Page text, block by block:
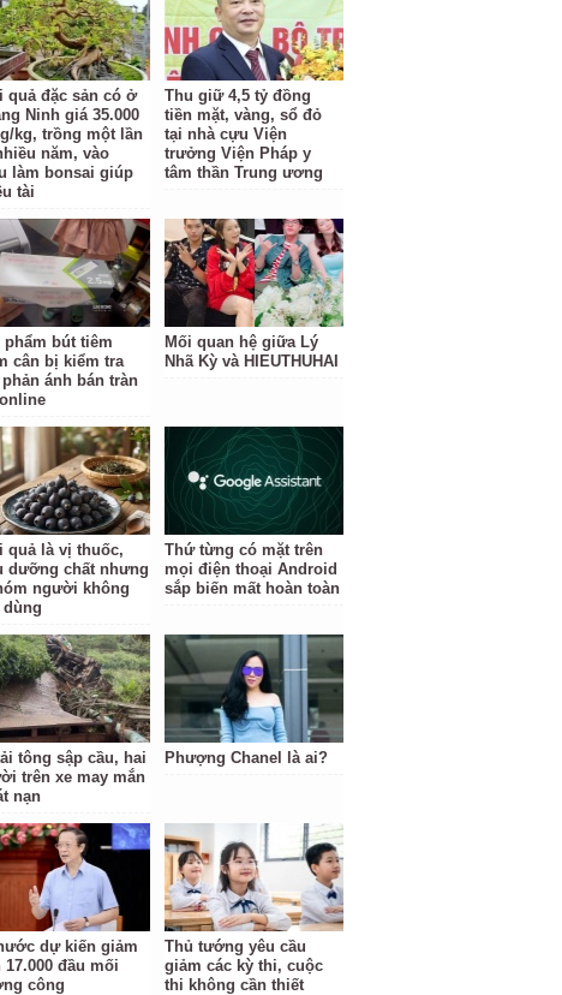
quả đặc sản có ở
Ninh giá 35.000
kg, trồng một lần
năm, vào
làm bonsai giúp
tài
Thu giữ 4,5 tỷ đồng
tiền mặt, vàng, sổ đỏ
tại nhà cựu Viện
trưởng Viện Pháp y
tâm thần Trung ương
phẩm bút tiêm
cân bị kiểm tra
ánh bán tràn
Mối quan hệ giữa Lý
Nhã Kỳ và HIEUTHUHAI
quả là vị thuốc,
dưỡng chất nhưng
người không
dùng
Thứ từng có mặt trên
mọi điện thoại Android
sắp biến mất hoàn toàn
tông sập cầu, hai
trên xe may mắn
nạn
Phượng Chanel là ai?
dự kiến giảm
17.000 đầu mối
công
Thủ tướng yêu cầu
giảm các kỳ thi, cuộc
thi không cần thiết